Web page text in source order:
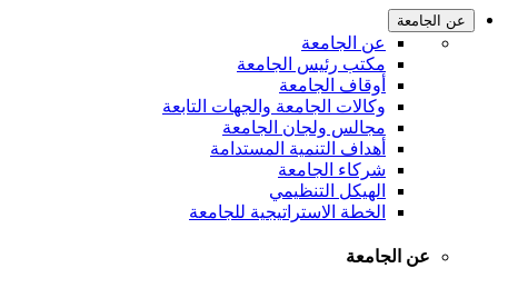
عن الجامعة
عن الجامعة
مكتب رئيس الجامعة
أوقاف الجامعة
وكالات الجامعة والجهات التابعة
مجالس ولجان الجامعة
أهداف التنمية المستدامة
شركاء الجامعة
الهيكل التنظيمي
الخطة الاستراتيجية للجامعة
عن الجامعة